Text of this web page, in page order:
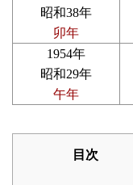
昭和38年
卯年
1954年
昭和29年
午年
目次